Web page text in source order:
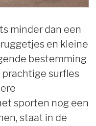
minder dan een
en kleine
bestemming
surfles
sporten nog een
staat in de